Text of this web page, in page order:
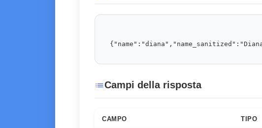
listCampi della risposta
CAMPO TIPO